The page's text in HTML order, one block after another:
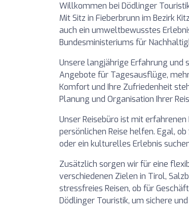
Willkommen bei Dödlinger
Mit Sitz in Fieberbrunn im Bezirk
auch ein umweltbewusstes
Bundesministeriums für
Unsere langjährige Erfahrung und
Angebote für Tagesausflüge,
Komfort und Ihre Zufriedenheit
Planung und Organisation Ihrer
Unser Reisebüro ist mit
persönlichen Reise helfen. Egal,
oder ein kulturelles Erlebnis
Zusätzlich sorgen wir für eine
verschiedenen Zielen in Tirol,
stressfreies Reisen, ob für
Dödlinger Touristik, um sichere